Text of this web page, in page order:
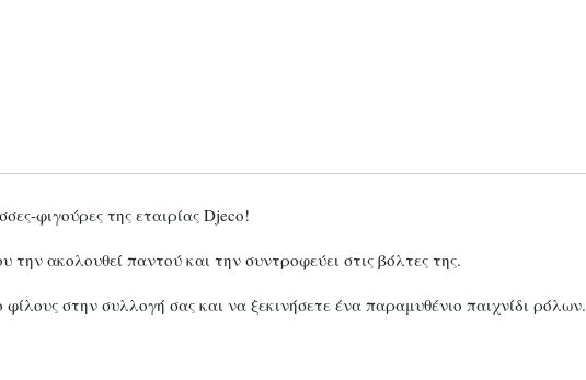
φιγούρες της εταιρίας Djeco!
την ακολουθεί παντού και την συντροφεύει στις βόλτες της.
στην συλλογή σας και να ξεκινήσετε ένα παραμυθένιο παιχνίδι ρόλων.